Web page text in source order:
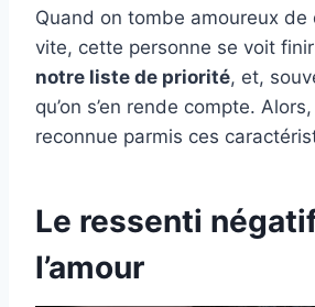
Quand on tombe amoureux de
vite, cette personne se voit finir
notre liste de priorité, et,
qu’on s’en rende compte.
reconnue parmis ces
Le ressenti
l’amour